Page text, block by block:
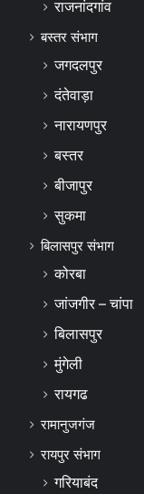
राजनांदगांव
बस्तर संभाग
जगदलपुर
दंतेवाड़ा
नारायणपुर
बस्तर
बीजापुर
सुकमा
बिलासपुर संभाग
कोरबा
जांजगीर – चांपा
बिलासपुर
मुंगेली
रायगढ
रामानुजगंज
रायपुर संभाग
गरियाबंद